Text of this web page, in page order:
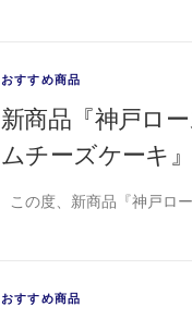
おすすめ商品
新商品『神戸ロ
ムチーズケーキ
この度、新商品『神戸ロ
おすすめ商品